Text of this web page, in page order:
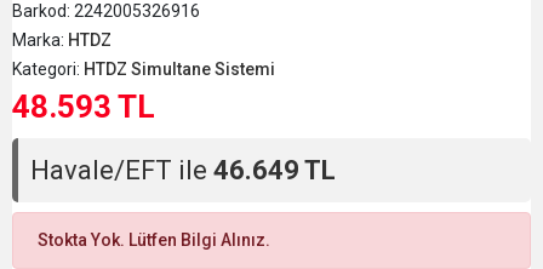
Barkod: 2242005326916
Marka: HTDZ
Kategori: HTDZ Simultane Sistemi
48.593 TL
Havale/EFT ile 46.649 TL
Stokta Yok. Lütfen Bilgi Alınız.